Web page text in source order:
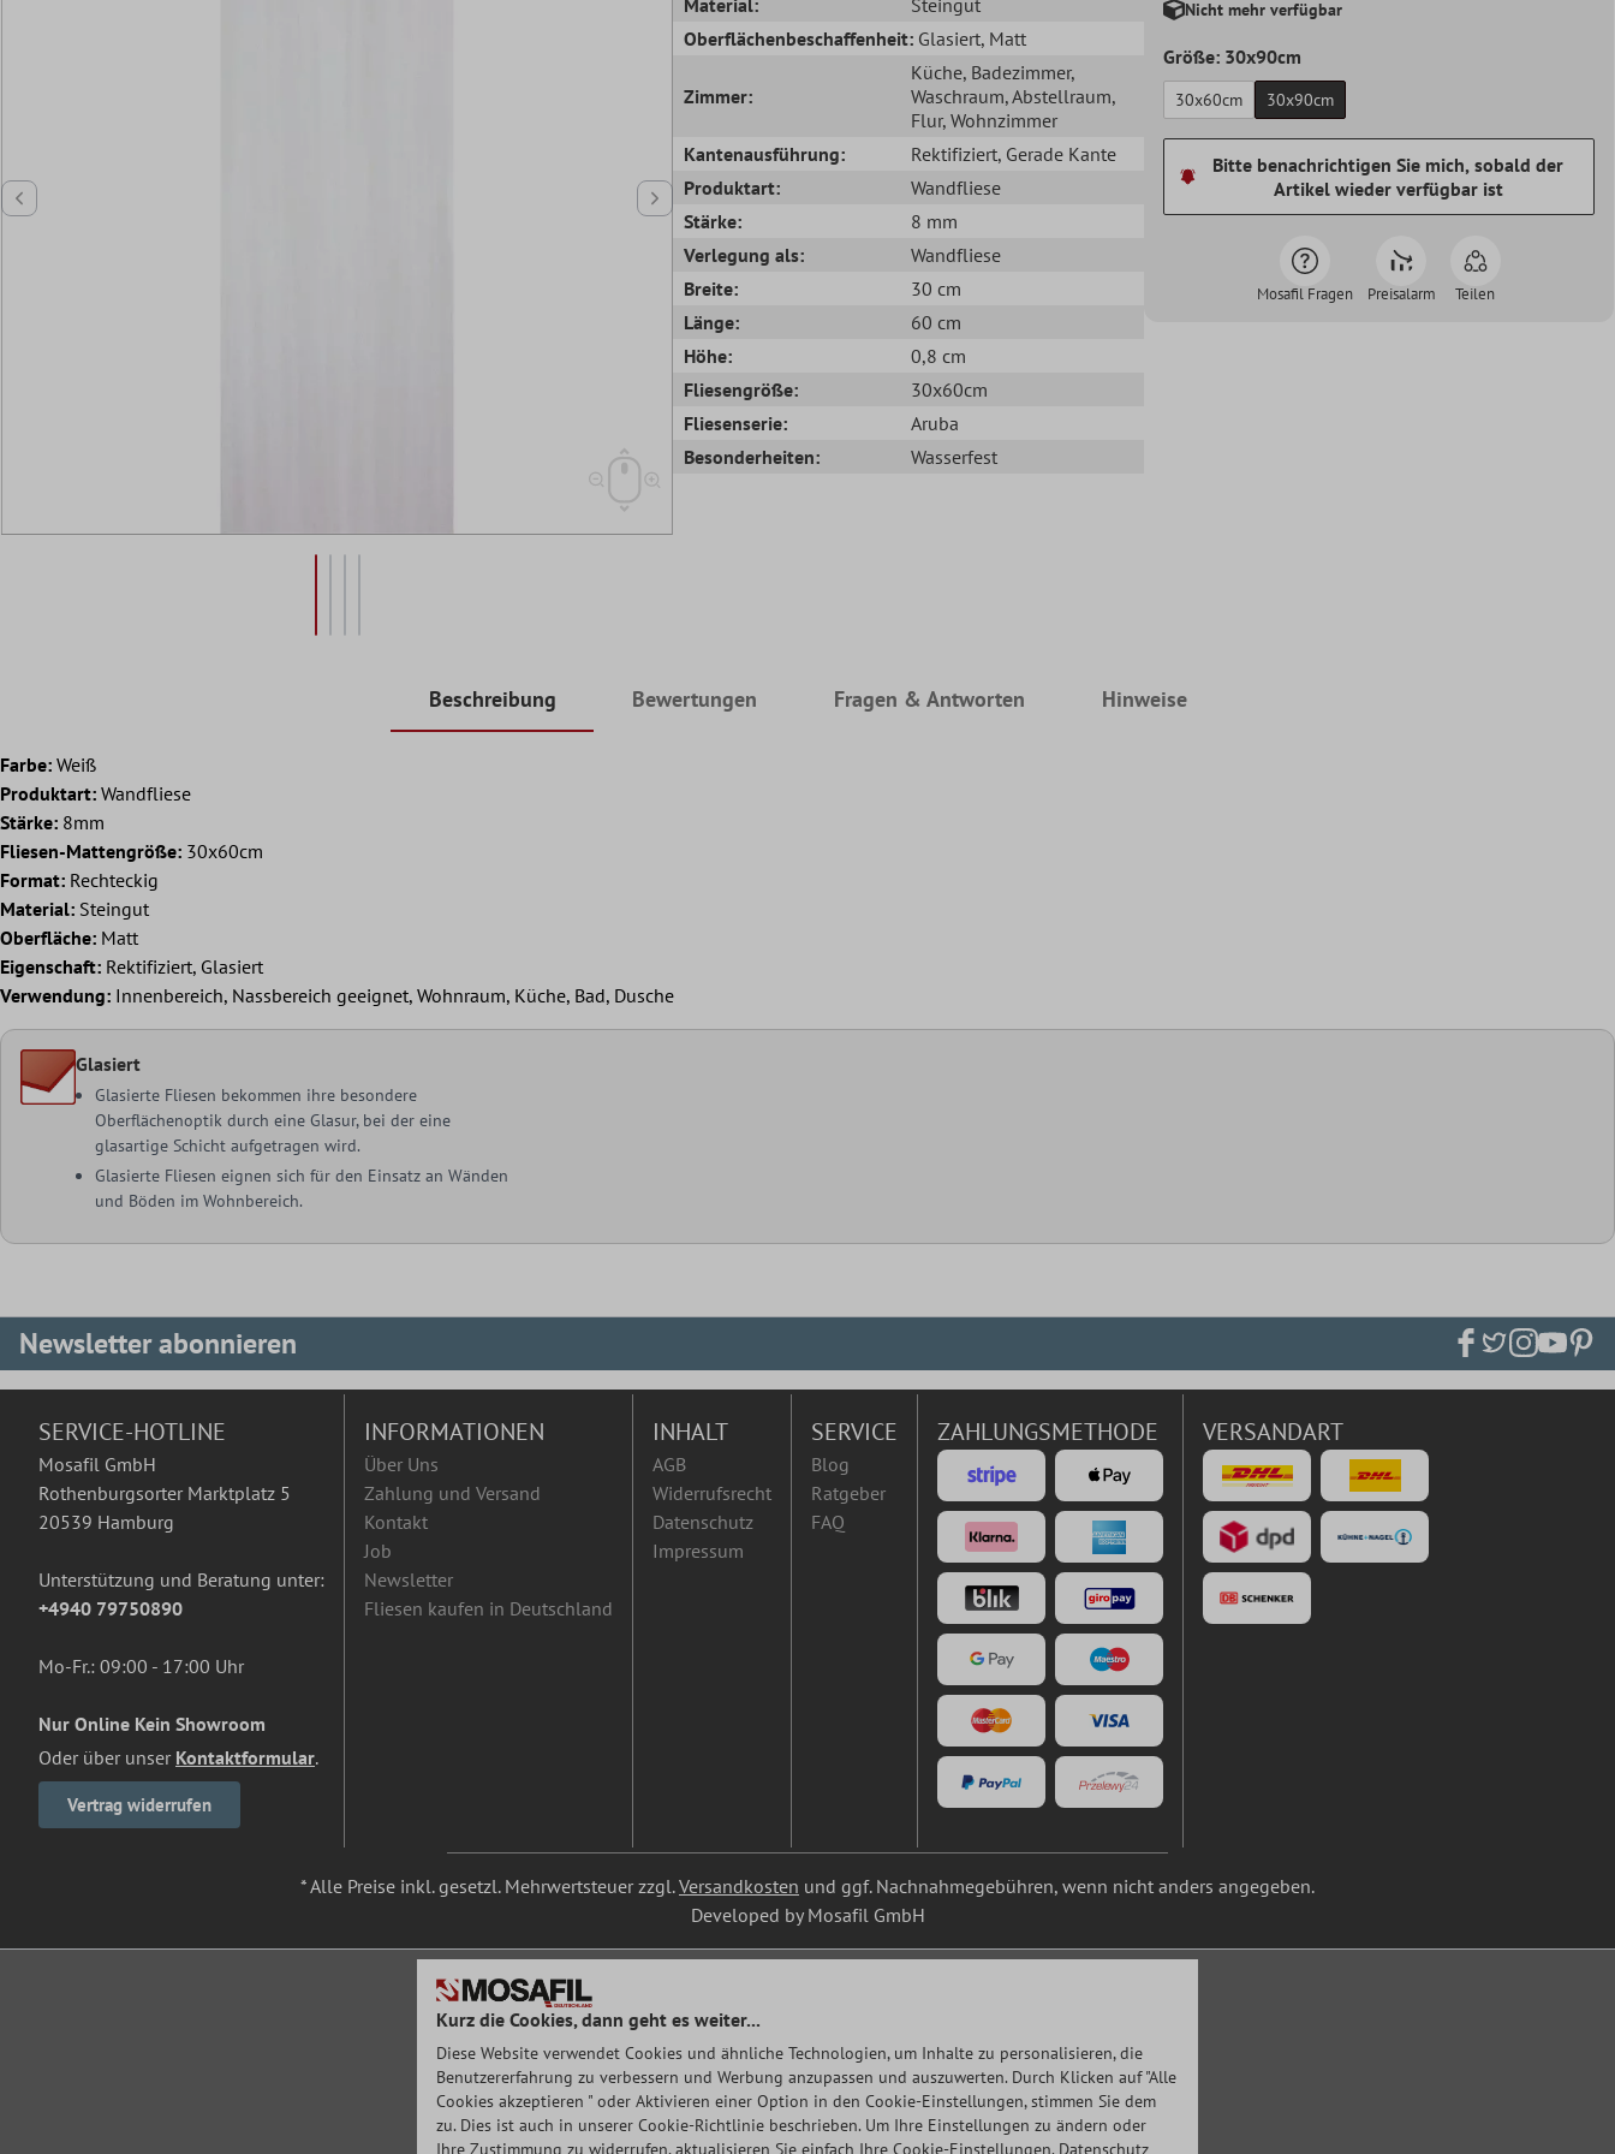
Oberflächenbeschaffenheit: Glasiert, Matt
Zimmer:
Küche, Badezimmer,
Waschraum, Abstellraum,
Flur, Wohnzimmer
Kantenausführung:
Rektifiziert, Gerade Kante
Produktart:
Wandfliese
Stärke:
8 mm
Verlegung als:
Wandfliese
Breite:
30 cm
Länge:
60 cm
Höhe:
0,8 cm
Fliesengröße:
30x60cm
Fliesenserie:
Aruba
Besonderheiten:
Wasserfest
Nicht mehr verfügbar
Größe: 30x90cm
30x60cm 30x90cm
Bitte benachrichtigen Sie mich, sobald der
Artikel wieder verfügbar ist
Mosafil Fragen Preisalarm Teilen
Beschreibung Bewertungen Fragen & Antworten Hinweise
Farbe: Weiß
Produktart: Wandfliese
Stärke: 8mm
Fliesen-Mattengröße: 30x60cm
Format: Rechteckig
Material: Steingut
Oberfläche: Matt
Eigenschaft: Rektifiziert, Glasiert
Verwendung: Innenbereich, Nassbereich geeignet, Wohnraum, Küche, Bad, Dusche
Glasiert
Glasierte Fliesen bekommen ihre besondere
Oberflächenoptik durch eine Glasur, bei der eine
glasartige Schicht aufgetragen wird.
Glasierte Fliesen eignen sich für den Einsatz an Wänden
und Böden im Wohnbereich.
Newsletter abonnieren
SERVICE-HOTLINE
Mosafil GmbH
Rothenburgsorter Marktplatz 5
20539 Hamburg
Unterstützung und Beratung unter:
+4940 79750890
Mo-Fr.: 09:00 - 17:00 Uhr
Nur Online Kein Showroom
Oder über unser Kontaktformular.
Vertrag widerrufen
INFORMATIONEN
Über Uns
Zahlung und Versand
Kontakt
Job
Newsletter
Fliesen kaufen in Deutschland
INHALT
AGB
Widerrufsrecht
Datenschutz
Impressum
SERVICE
Blog
Ratgeber
FAQ
ZAHLUNGSMETHODE VERSANDART
* Alle Preise inkl. gesetzl. Mehrwertsteuer zzgl.Versandkosten und ggf. Nachnahmegebühren, wenn nicht anders angegeben.
Developed by Mosafil GmbH
Kurz die Cookies, dann geht es weiter...
Diese Website verwendet Cookies und ähnliche Technologien, um Inhalte zu personalisieren, die
Benutzererfahrung zu verbessern und Werbung anzupassen und auszuwerten. Durch Klicken auf "Alle
Cookies akzeptieren " oder Aktivieren einer Option in den Cookie-Einstellungen, stimmen Sie dem
zu. Dies ist auch in unserer Cookie-Richtlinie beschrieben. Um Ihre Einstellungen zu ändern oder
Ihre Zustimmung zu widerrufen, aktualisieren Sie einfach Ihre Cookie-Einstellungen. Datenschutz